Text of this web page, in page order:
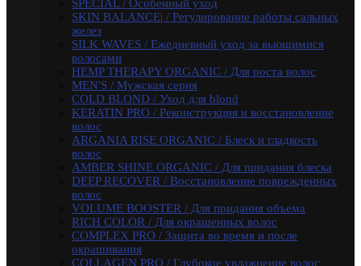
DAILY HAIRCARE / Ежедневный уход
Техническая серия
Аксессуары
PINK DREAM / Линия тонирующих средств для
светлых волос
L&P SYSTEM / Липидная система глубокого
восстановления волос
НАБОРЫ
Anti-Yellow / Для нейтрализации жёлтых оттенков
Salon Beauty / Уход для увлажнения, питания и
яркости волос
Ultimate Care / Уход для окрашенных, поврежденных
и сухих волос
Basic Line / Салонная линия по уходу за волосами
Bionika / Комплексный уход для волос и кожи головы
BIONIKA - От корней до кончиков
BIONIKA - Питание и блеск
BIONIKA - Плотность волос
SPECIAL / Особенный уход
SKIN BALANCE| / Регулирование работы сальных
желез
SILK WAVES / Ежедневный уход за вьющимися
волосами
HEMP THERAPY ORGANIC / Для роста волос
MEN'S / Мужская серия
COLD BLOND / Уход для blond
KERATIN PRO / Реконструкция и восстановление
волос
ARGANIA RISE ORGANIC / Блеск и гладкость
волос
AMBER SHINE ORGANIC / Для придания блеска
DEEP RECOVER / Восстановление поврежденных
волос
VOLUME BOOSTER / Для придания объема
RICH COLOR / Для окрашенных волос
COMPLEX PRO / Защита во время и после
окрашивания
COLLAGEN PRO / Глубокое увлажнение волос